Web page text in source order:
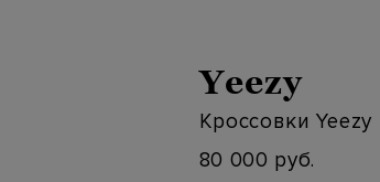
Yeezy
Кроссовки
80 000 руб.